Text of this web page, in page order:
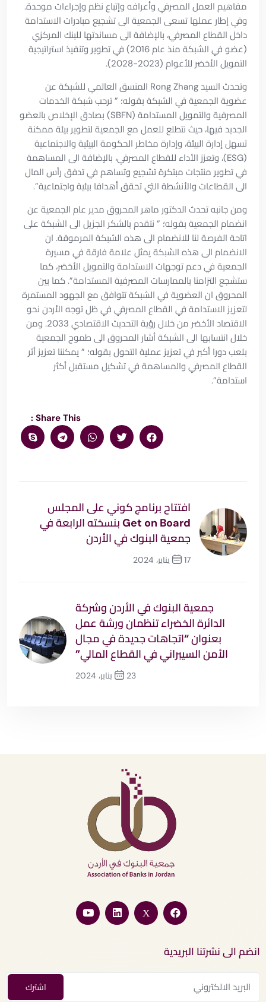
مفاهيم العمل المصرفي وأعرافه وإتباع نظم وإجراءات موحدة.
وفي إطار عملها تسعى الجمعية الى تشجيع مبادرات الاستدامة
داخل القطاع المصرفي، بالإضافة الى مساندتها للبنك المركزي
(عضو في الشبكة منذ عام 2016) في تطوير وتنفيذ استراتيجية
التمويل الأخضر للأعوام (2023-2028).
وتحدث السيد Rong Zhang المنسق العالمي للشبكة عن
عضوية الجمعية في الشبكة بقوله؛ ” ترحب شبكة الخدمات
المصرفية والتمويل المستدامة (SBFN) بصادق الإخلاص بالعضو
الجديد فيها، حيث نتطلع للعمل مع الجمعية لتطوير بيئة ممكنة
تسهل إدارة البيئة، وإدارة مخاطر الحكومة البيئية والاجتماعية
(ESG)، وتعزز الأداء للقطاع المصرفي، بالإضافة الى المساهمة
في تطوير منتجات مبتكرة تشجيع وتساهم في تدفق رأس المال
الى القطاعات والأنشطة التي تحقق أهدافا بيئية واجتماعية”.
ومن جانبه تحدث الدكتور ماهر المحروق مدير عام الجمعية عن
انضمام الجمعية بقوله؛ ” نتقدم بالشكر الجزيل الى الشبكة على
اتاحة الفرصة لنا للانضمام الى هذه الشبكة المرموقة. ان
الانضمام الى هذه الشبكة يمثل علامة فارقة في مسيرة
الجمعية في دعم توجهات الاستدامة والتمويل الأخضر، كما
ستشجع التزامنا بالممارسات المصرفية المستدامة”. كما بين
المحروق ان العضوية في الشبكة تتوافق مع الجهود المستمرة
لتعزيز الاستدامة في القطاع المصرفي في ظل توجه الأردن نحو
الاقتصاد الأخضر من خلال رؤية التحديث الاقتصادي 2033. ومن
خلال انتسابها الى الشبكة أشار المحروق الى طموح الجمعية
بلعب دورا أكبر في تعزيز عملية التحول بقوله؛ ” يمكننا تعزيز أثر
القطاع المصرفي والمساهمة في تشكيل مستقبل أكثر
استدامة”.
Share This :
افتتاح برنامج كوني على المجلس
Get on Board بنسخته الرابعة في
جمعية البنوك في الأردن
17 يناير، 2024
السابق
جمعية البنوك في الأردن وشركة
الدائرة الخضراء تنظمان ورشة عمل
بعنوان “اتجاهات جديدة في مجال
الأمن السيبراني في القطاع المالي”
23 يناير، 2024
انضم الى نشرتنا البريدية